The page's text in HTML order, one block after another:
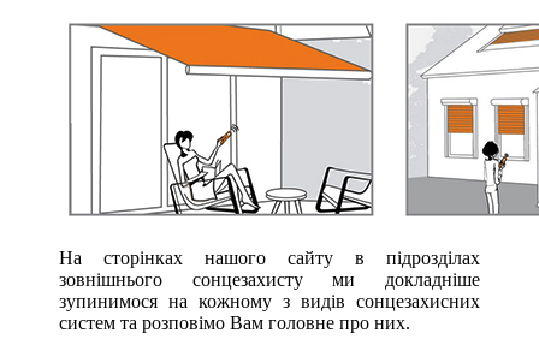
На сторінках нашого сайту в підрозділах
зовнішнього сонцезахисту ми докладніше
зупинимося на кожному з видів сонцезахисних
систем та розповімо Вам головне про них.